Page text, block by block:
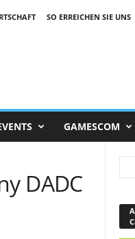
SO ERREICHEN SIE UNS
GAMESCOM
DADC